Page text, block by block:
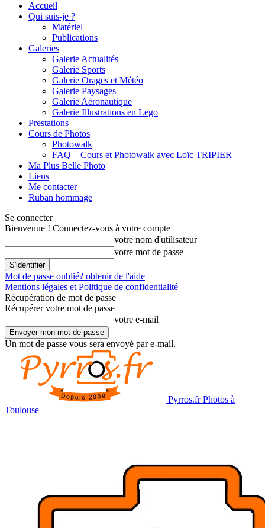
Accueil
Qui suis-je ?
Matériel
Publications
Galeries
Galerie Actualités
Galerie Sports
Galerie Orages et Météo
Galerie Paysages
Galerie Aéronautique
Galerie Illustrations en Lego
Prestations
Cours de Photos
Photowalk
FAQ – Cours et Photowalk avec Loïc TRIPIER
Ma Plus Belle Photo
Liens
Me contacter
Ruban hommage
Se connecter
Bienvenue ! Connectez-vous à votre compte
votre nom d'utilisateur
votre mot de passe
Mot de passe oublié? obtenir de l'aide
Mentions légales et Politique de confidentialité
Récupération de mot de passe
Récupérer votre mot de passe
votre e-mail
Un mot de passe vous sera envoyé par e-mail.
Pyrros.fr Photos à
Toulouse